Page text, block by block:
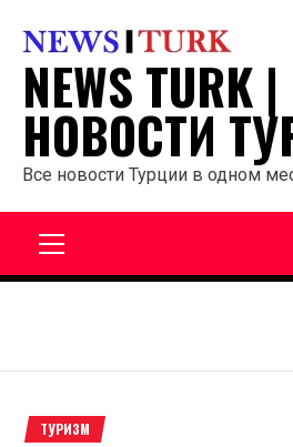
содержанию
NEWS TURK |
НОВОСТИ
Все новости Турции в одном
ТУРИЗМ